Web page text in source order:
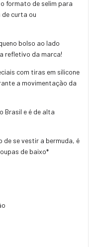
formato de selim para
de curta ou
bolso ao lado
refletivo da marca!
com tiras em silicone
a movimentação da
Brasil e é de alta
se vestir a bermuda, é
de baixo*